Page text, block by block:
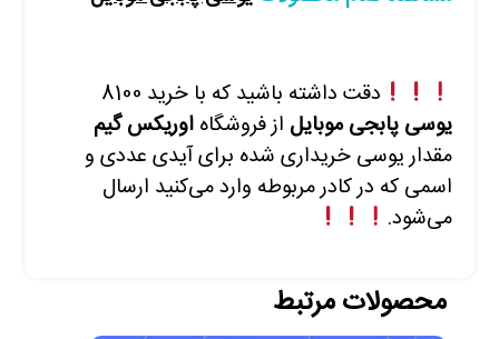
دقت داشته باشید که باخرید 8100
یوسی پابجی موبایل از فروشگاه اوریکس گیم
مقدار یوسی خریداری شده برای آیدی عددی و
اسمی که در کادر مربوطه واردمی‌کنید ارسال
می‌شود.
محصولات مرتبط